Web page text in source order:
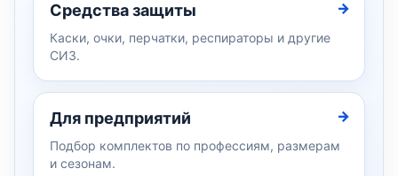
Средства защиты
Каски, очки, перчатки, респираторы и другие
СИЗ.
Для предприятий
Подбор комплектов по профессиям, размерам
и сезонам.